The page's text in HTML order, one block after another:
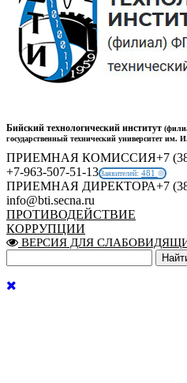
Бийский технологический институт
государственный технический университет им.
ПРИЕМНАЯ КОМИССИЯ+7
+7-963-507-51-13Заявителей: 481
ПРИЕМНАЯ ДИРЕКТОРА+7
info@bti.secna.ru
ПРОТИВОДЕЙСТВИЕ
КОРРУПЦИИ
ВЕРСИЯ ДЛЯ